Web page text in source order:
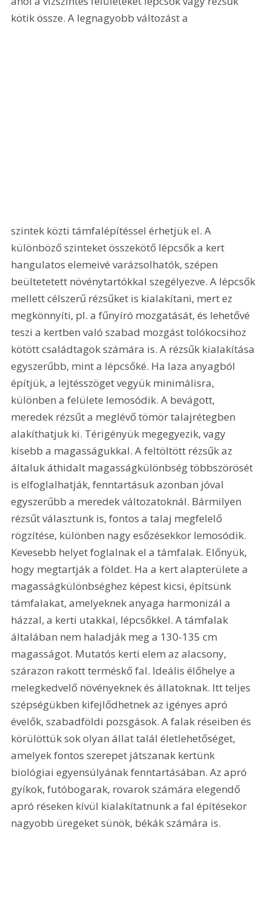
kötik össze. A legnagyobb változást a
szintek közti támfalépítéssel érhetjük el. A
különböző szinteket összekötő lépcsők a kert
hangulatos elemeivé varázsolhatók, szépen
beültetetett növénytartókkal szegélyezve. A lépcsők
mellett célszerű rézsűket is kialakítani, mert ez
megkönnyíti, pl. a fűnyíró mozgatását, és lehetővé
teszi a kertben való szabad mozgást tolókocsihoz
kötött családtagok számára is. A rézsűk kialakítása
egyszerűbb, mint a lépcsőké. Ha laza anyagból
építjük, a lejtésszöget vegyük minimálisra,
különben a felülete lemosódik. A bevágott,
meredek rézsűt a meglévő tömör talajrétegben
alakíthatjuk ki. Térigényük megegyezik, vagy
kisebb a magasságukkal. A feltöltött rézsűk az
általuk áthidalt magasságkülönbség többszörösét
is elfoglalhatják, fenntartásuk azonban jóval
egyszerűbb a meredek változatoknál. Bármilyen
rézsűt választunk is, fontos a talaj megfelelő
rögzítése, különben nagy esőzésekkor lemosódik.
Kevesebb helyet foglalnak el a támfalak. Előnyük,
hogy megtartják a földet. Ha a kert alapterülete a
magasságkülönbséghez képest kicsi, építsünk
támfalakat, amelyeknek anyaga harmonizál a
házzal, a kerti utakkal, lépcsőkkel. A támfalak
általában nem haladják meg a 130-135 cm
magasságot. Mutatós kerti elem az alacsony,
szárazon rakott terméskő fal. Ideális élőhelye a
melegkedvelő növényeknek és állatoknak. Itt teljes
szépségükben kifejlődhetnek az igényes apró
évelők, szabadföldi pozsgások. A falak réseiben és
körülöttük sok olyan állat talál életlehetőséget,
amelyek fontos szerepet játszanak kertünk
biológiai egyensúlyának fenntartásában. Az apró
gyíkok, futóbogarak, rovarok számára elegendő
apró réseken kívül kialakítatnunk a fal építésekor
nagyobb üregeket sünök, békák számára is.